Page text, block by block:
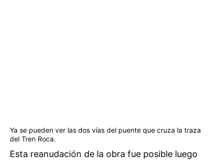
Ya se pueden ver las dos vías del puente que cruza la traza
del Tren Roca.
Esta reanudación de la obra fue posible luego